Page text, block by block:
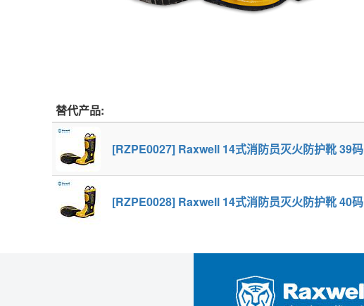
替代产品:
[RZPE0027] Raxwell 14式消防员灭火防护靴 39码
[RZPE0028] Raxwell 14式消防员灭火防护靴 40码